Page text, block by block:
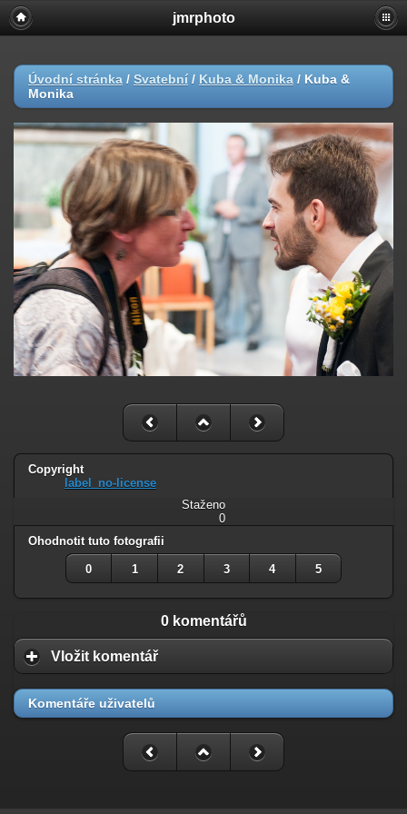
jmrphoto
Úvodní stránka / Svatební/ Kuba & Monika / Kuba &
Monika
Copyright
label_no-license
Staženo
0
Ohodnotit tuto fotografii
0 1 2 3 4 5
0 komentářů
Vložit komentář
Komentáře uživatelů